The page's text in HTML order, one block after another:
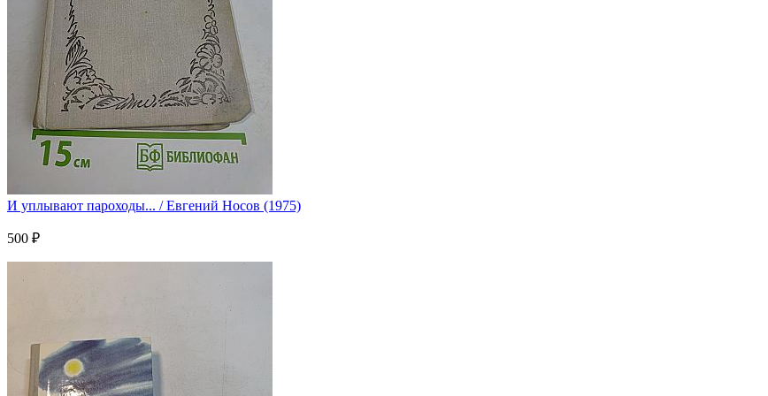
И уплывают пароходы... / Евгений Носов (1975)
500 ₽